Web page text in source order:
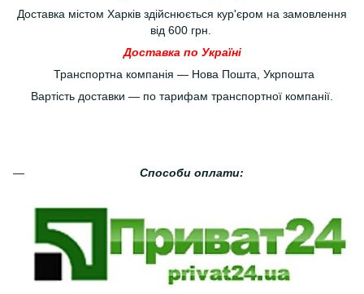
Доставка містом Харків здійснюється кур'єром на замовлення
від 600 грн.
Доставка по Україні
Транспортна компанія — Нова Пошта, Укрпошта
Вартість доставки — по тарифам транспортної компанії.
Способи оплати: